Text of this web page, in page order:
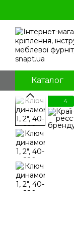
Каталог
4